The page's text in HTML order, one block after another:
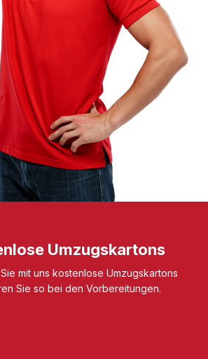
Umzugskartons
mit uns kostenlose Umzugskartons
Sie so bei den Vorbereitungen.